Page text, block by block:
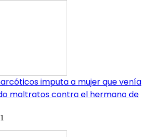
imputa a mujer que venía
maltratos contra el hermano de